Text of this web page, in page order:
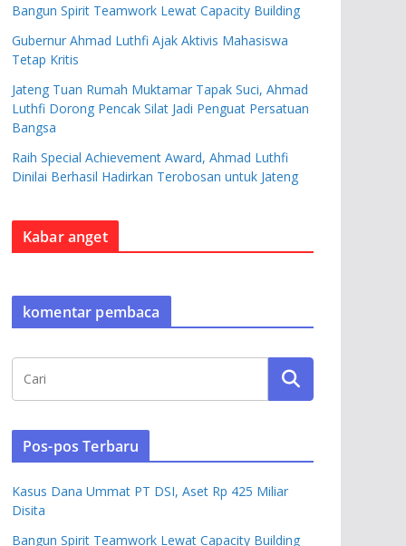
Bangun Spirit Teamwork Lewat Capacity Building
Gubernur Ahmad Luthfi Ajak Aktivis Mahasiswa
Tetap Kritis
Jateng Tuan Rumah Muktamar Tapak Suci, Ahmad
Luthfi Dorong Pencak Silat Jadi Penguat Persatuan
Bangsa
Raih Special Achievement Award, Ahmad Luthfi
Dinilai Berhasil Hadirkan Terobosan untuk Jateng
Kabar anget
komentar pembaca
Pos-pos Terbaru
Kasus Dana Ummat PT DSI, Aset Rp 425 Miliar
Disita
Bangun Spirit Teamwork Lewat Capacity Building